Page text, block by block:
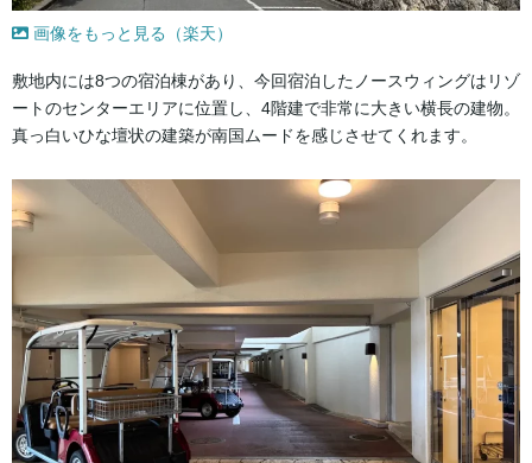
画像をもっと見る（楽天）
敷地内には8つの宿泊棟があり、今回宿泊したノースウィングはリゾ
ートのセンターエリアに位置し、4階建で非常に大きい横長の建物。
真っ白いひな壇状の建築が南国ムードを感じさせてくれます。